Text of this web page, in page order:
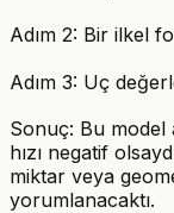
Adım 2: Bir ilkel
Adım 3: Uç
Sonuç: Bu model
hızı negatif
miktar veya
yorumlanacaktı.